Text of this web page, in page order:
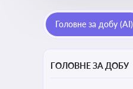
Головне за добу (AI)
ГОЛОВНЕ ЗА ДОБУ